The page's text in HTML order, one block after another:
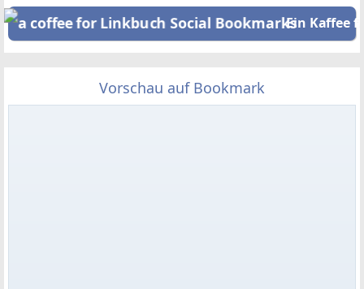
Ein Kaffee
Vorschau auf Bookmark